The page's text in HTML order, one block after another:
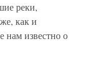
реки,
как и
нам известно о